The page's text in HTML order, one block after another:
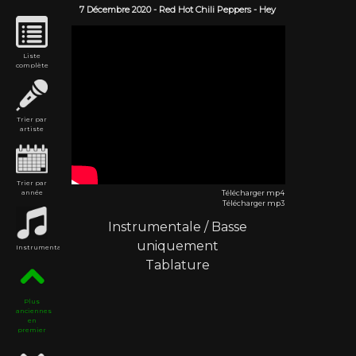
Liste
complète
Trier par
artiste
Trier par
année
Instrumentales
Plus
anciennes
en
premier
7 Décembre2020- Red Hot Chili Peppers- Hey
Télécharger mp4
Télécharger mp3
Instrumentale / Basse
uniquement
Tablature